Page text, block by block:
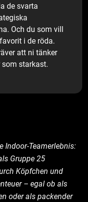
de svarta
Och du som vill
i de röda.
att ni tänker
starkast.
Indoor-Teamerlebnis:
Gruppe 25
Köpfchen und
– egal ob als
oder als packender